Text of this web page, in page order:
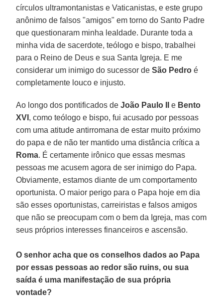
círculos ultramontanistas e Vaticanistas, e este grupo
anônimo de falsos "amigos" em torno do Santo Padre
que questionaram minha lealdade. Durante toda a
minha vida de sacerdote, teólogo e bispo, trabalhei
para o Reino de Deus e sua Santa Igreja. E me
considerar um inimigo do sucessor deSão Pedro é
completamente louco e injusto.
Ao longo dos pontificados deJoão Paulo II e Bento
XVI , como teólogo e bispo, fui acusado por pessoas
com uma atitude antirromana de estar muito próximo
do papa e de não ter mantido uma distância crítica a
Roma. É certamente irônico que essas mesmas
pessoas me acusem agora de ser inimigo do Papa.
Obviamente, estamos diante de um comportamento
oportunista. O maior perigo para o Papa hoje em dia
são esses oportunistas, carreiristas e falsos amigos
que não se preocupam com o bem da Igreja, mas com
seus próprios interesses financeiros e ascensão.
O senhor acha que os conselhos dados ao Papa
por essas pessoas ao redor são ruins, ou sua
saída é uma manifestação de sua própria
vontade?